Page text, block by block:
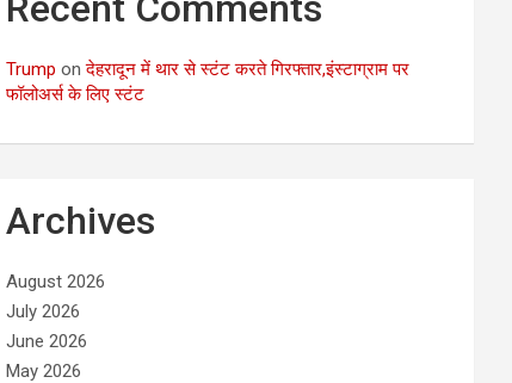
Trump onदेहरादून में थार से स्टंट करते गिरफ्तार,इंस्टाग्राम पर
फॉलोअर्स के लिए स्टंट
Archives
August 2026
July 2026
June 2026
May 2026